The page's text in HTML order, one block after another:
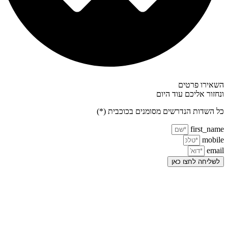
השאירו פרטים
ונחזור אליכם עוד היום
כל השדות הנדרשים מסומנים בכוכבית (*)
first_name
mobile
email
לשליחה לחצו כאן